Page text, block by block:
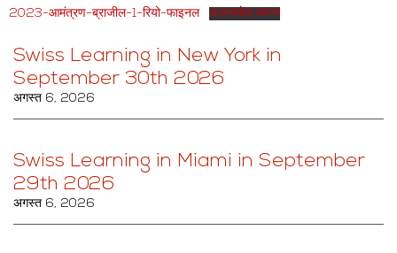
2023-आमंत्रण-ब्राजील-1-रियो-फाइनल डाउनलोड करना
Swiss Learning in New York in
September 30th 2026
अगस्त 6, 2026
Swiss Learning in Miami in September
29th 2026
अगस्त 6, 2026